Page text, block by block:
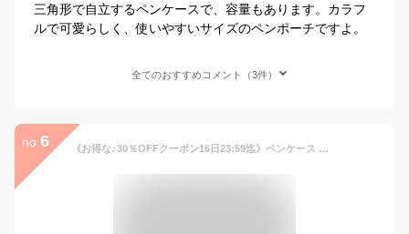
三角形で自立するペンケースで、容量もあります。カラフ
ルで可愛らしく、使いやすいサイズのペンポーチですよ。
全てのおすすめコメント（3件）
no. 6 《お得な♪30％OFFクーポン16日23:59迄》ペンケース 筆箱 シンプル おしゃれ ふでばこ 大容量 ぺんけーす 大容量 おしゃれ シンプル 便利 韓国 ペン入れ 筆箱 小物入れ 高校生 中学生 男の子 女の子 文房具